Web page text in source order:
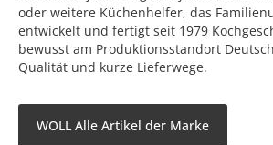
oder weitere Küchenhelfer, das
entwickelt und fertigt seit 1979
bewusst am Produktionsstandort
Qualität und kurze Lieferwege.
WOLL Alle Artikel der Marke